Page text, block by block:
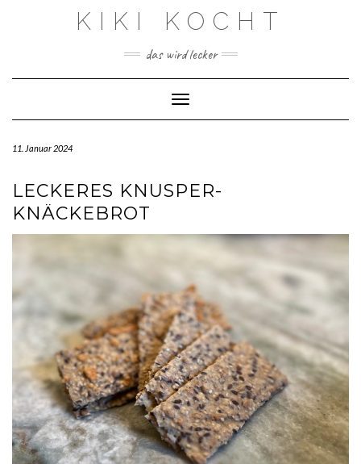
KIKI KOCHT
das wird lecker
Toggle Navigation
11. Januar 2024
LECKERES KNUSPER-
KNÄCKEBROT